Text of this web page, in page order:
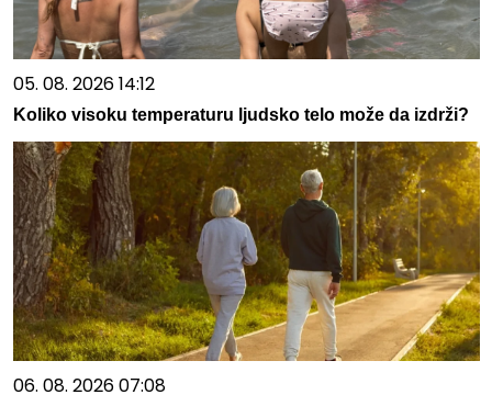
05. 08. 2026 14:12
Koliko visoku temperaturu ljudsko telo može da izdrži?
06. 08. 2026 07:08